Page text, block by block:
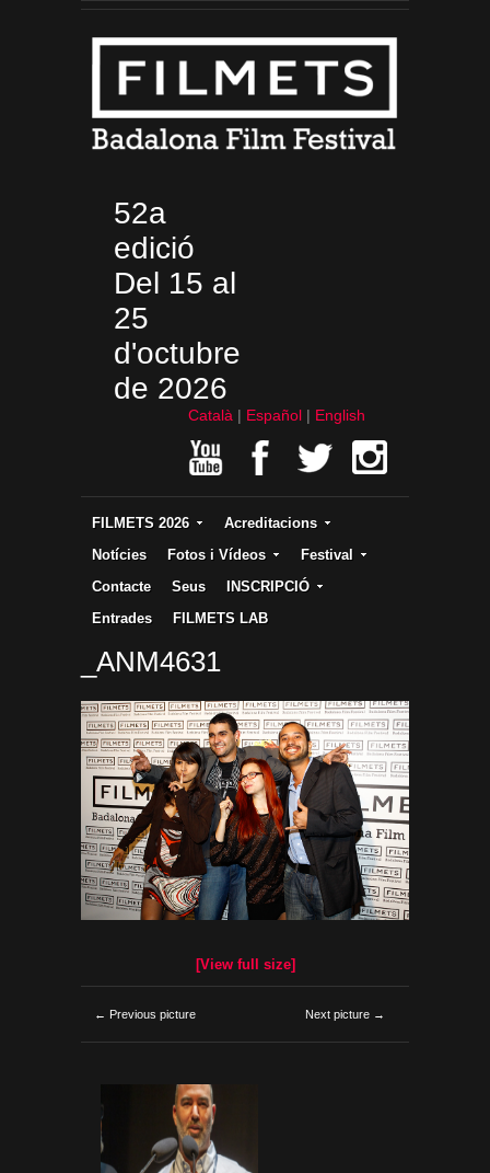
52a
edició
Del 15 al
25
d'octubre
de 2026
Català Español English
FILMETS 2026
Acreditacions
Notícies
Fotos i Vídeos
Festival
Contacte
Seus
INSCRIPCIÓ
Entrades
FILMETS LAB
_ANM4631
[View full size]
← Previous picture Next picture →